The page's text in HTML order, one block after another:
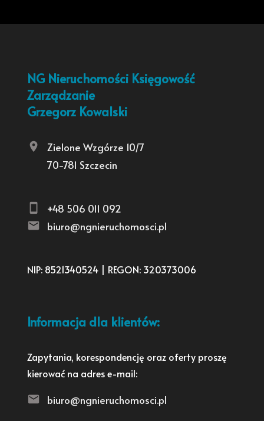
NG Nieruchomości Księgowość
Zarządzanie
Grzegorz Kowalski
Zielone Wzgórze 10/7
70-781 Szczecin
+48 506 011 092
biuro@ngnieruchomosci.pl
NIP: 8521340524 | REGON: 320373006
Informacja dla klientów:
Zapytania, korespondencję oraz oferty proszę
kierować na adres e-mail:
biuro@ngnieruchomosci.pl